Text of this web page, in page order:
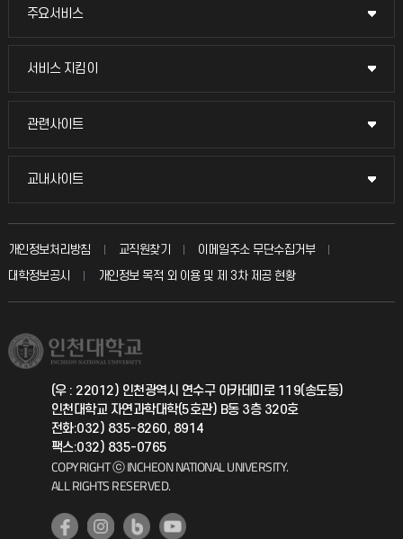
주요서비스
주요서비스
교무회의방송
입학안내
취업정보(학생)
서비스 지킴이
서비스 지킴이
묻고 답하기
칭찬마당
학생서비스 지킴이
관련사이트
관련사이트
국방헬프콜
총동문회
교내사이트
교내사이트
교수회
교육혁신본부
국제지원과
공자아카데미
기초교육원
개인정보처리방침 교직원찾기
이메일주소 무단수집거부
대학정보공시
개인정보 목적 외 이용 및 제 3차 제공 현황
(우 : 22012) 인천광역시 연수구 아카데미로 119(송도동)
인천대학교 자연과학대학(5호관) B동 3층 320호
전화:032) 835-8260, 8914
팩스:032) 835-0765
COPYRIGHT ⓒ INCHEON NATIONAL UNIVERSITY.
ALL RIGHTS RESERVED.